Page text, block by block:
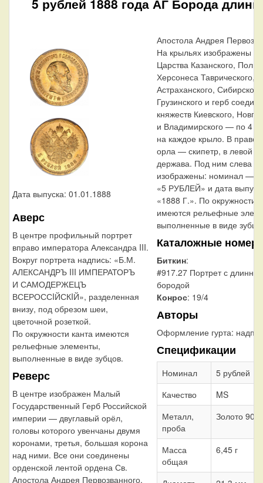
Дата выпуска: 01.01.1888
Аверс
В центре профильный портрет
вправо императора Александра III.
Вокруг портрета надпись: «Б.М.
АЛЕКСАНДРЪ III ИМПЕРАТОРЪ
И САМОДЕРЖЕЦЪ
ВСЕРОССIЙСКIЙ», разделенная
внизу, под обрезом шеи,
цветочной розеткой.
По окружности канта имеются
рельефные элементы,
выполненные в виде зубцов.
Реверс
В центре изображен Малый
Государственный Герб Российской
империи — двуглавый орёл,
головы которого увенчаны двумя
коронами, третья, большая корона
над ними. Все они соединены
орденской лентой ордена Св.
Апостола Андрея Первозванного.
Апостола Андрея
На крыльях изображены
Царства Казанского,
Херсонеса Таврического,
Астраханского,
Грузинского и герб
княжеств Киевского,
и Владимирского — по 4
на каждое крыло. В
орла — скипетр, в левой —
держава. Под ним слева
изображены: номинал —
«5 РУБЛЕЙ» и дата
«1888 Г.». По окружности
имеются рельефные
выполненные в виде
Каталожные номера
Биткин:
#917.27 Портрет с длинной
бородой
Конрос: 19/4
Авторы
Оформление гурта:
Спецификации
Номинал
5 рублей
Качество
MS
Металл,
проба
Золото 900
Масса
общая
6,45 г